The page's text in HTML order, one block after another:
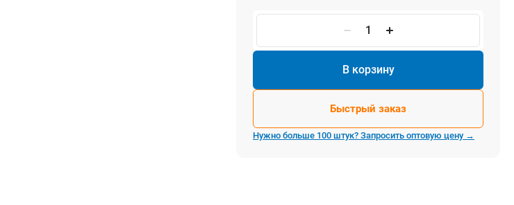
Выключатели
Электростроительное оборудование
В корзину
Быстрый заказ
Нужно больше 100 штук? Запросить оптовую цену →